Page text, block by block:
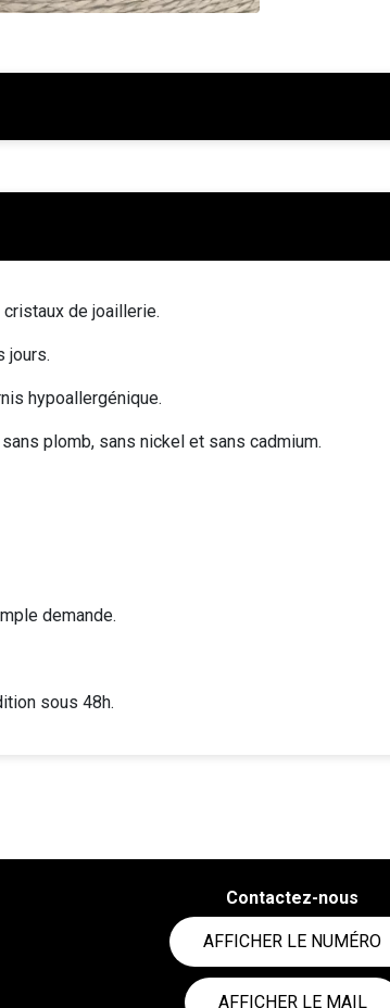
de joaillerie.
jours.
hypoallergénique.
plomb, sans nickel et sans cadmium.
demande.
sous 48h.
Contactez-nous
AFFICHER LE NUMÉRO
AFFICHER LE MAIL